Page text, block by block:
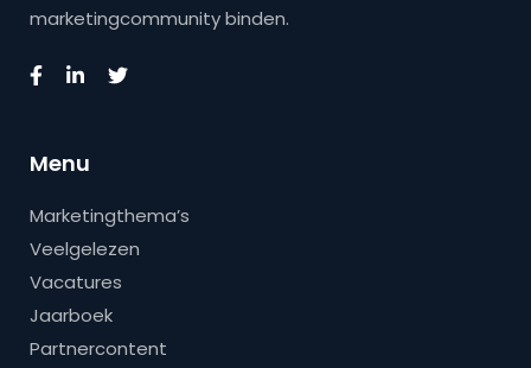
marketingcommunity binden.
Menu
Marketingthema’s
Veelgelezen
Vacatures
Jaarboek
Partnercontent